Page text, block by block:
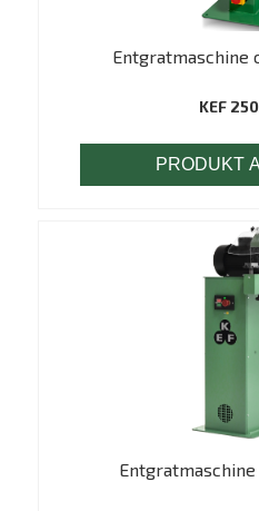
Entgratmaschine
KEF
PRODUKT